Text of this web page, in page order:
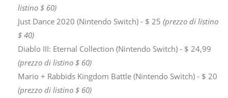
listino $ 60)
Just Dance 2020 (Nintendo Switch) - $ 25 (prezzo di listino
$ 40)
Diablo III: Eternal Collection (Nintendo Switch) - $ 24,99
(prezzo di listino $ 60)
Mario + Rabbids Kingdom Battle (Nintendo Switch) - $ 20
(prezzo di listino $ 60)